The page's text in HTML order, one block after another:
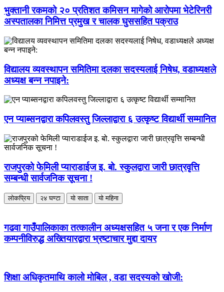
भुक्तानी रकमको २० प्रतिशत कमिसन मागेको आरोपमा भेटेरिनरी
अस्पतालका निमित्त प्रमुख र चालक घुससहित पक्राउ
विद्यालय व्यवस्थापन समितिमा दलका सदस्यलाई निषेध, वडाध्यक्षले
अध्यक्ष बन्न नपाइने:
एन प्याब्सनद्वारा कपिलवस्तु जिल्लाद्वारा ६ उत्कृष्ट विद्यार्थी सम्मानित
राजपुरको फेमिली प्याराडाईज इ. बो. स्कुलद्वारा जारी छात्रवृत्ति
सम्बन्धी सार्वजनिक सूचना !
लोकप्रिय २४ घण्टा यो साता यो महिना
गढवा गाउँपालिकाका तत्कालीन अध्यक्षसहित ५ जना र एक निर्माण
कम्पनीविरुद्ध अख्तियारद्वारा भ्रष्टाचार मुद्दा दायर
शिक्षा अधिकृतमाथि कालो मोबिल , वडा सदस्यको खोजी: